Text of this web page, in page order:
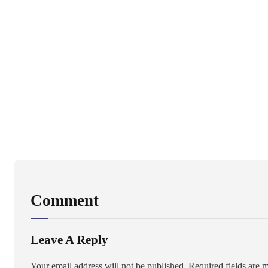
Comment
Leave A Reply
Your email address will not be published. Required fields are